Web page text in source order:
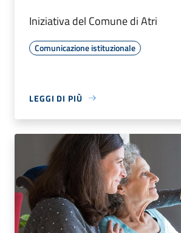
Iniziativa del Comune di Atri
Comunicazione istituzionale
LEGGI DI PIÙ